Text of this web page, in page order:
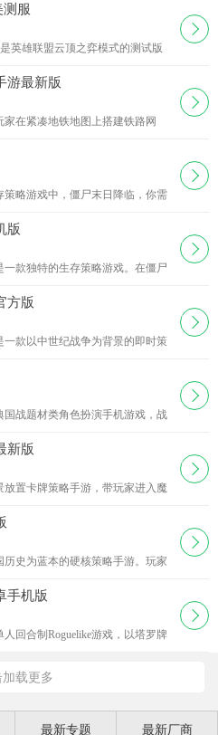
每步行动都关键。游戏有独特罪
战局。地图丰富，环境互动重要。
盟对抗。战斗系统复杂，单位多
素让每次游戏独特，玩家在挑战
测服
英雄联盟云顶之弈模式的测试版
包含最新的弈字，羁绊，海
下载
游最新版
在紧凑地铁地图上搭建铁路网
列车提高运力并再投资收益，新
车站间铁路连接，探索未知区域，
加收入，实现利润最大化。战略
能与其他大亨竞争，积累财富完
下载
略游戏中，僵尸末日降临，你需
源，建造城墙、陷阱和武器，升
不断袭来的僵尸，运用采矿技能和
击退它们。平衡采矿与防御，不
具、武器和防御工事，在这充满
下载
版
款独特的生存策略游戏。在僵尸
，升级工具与防御工事抵
下载
方版
一款以中世纪战争为背景的即时策
虏地方的英雄收为己用。培养并
领军队作战，更有自由交易所，资
下载
战题材类角色扮演手机游戏，战
技能随心搭配，更有丰富
下载
新版
置卡牌策略手游，带玩家进入魔
资源。可收集数百款魔化武将、
过深度融合卡组构筑与资源经营的
暗黑重构的三国剧情，真正放置
搭配，如强攻追击、群攻谋伤等，
下载
历史为蓝本的硬核策略手游。玩家
种攻城器械，体验万人在线战略
图、多维策略体系、万人同屏激战
下载
手机版
回合制Roguelike游戏，以塔罗牌
考验行动分配。同一张牌不同阶段
连锁行动打出连招的深层策略。
遭遇，适合
下载
加载更多
最新专题 最新厂商